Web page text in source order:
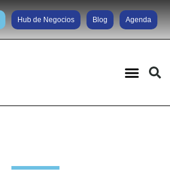
Hub de Negocios Blog Agenda